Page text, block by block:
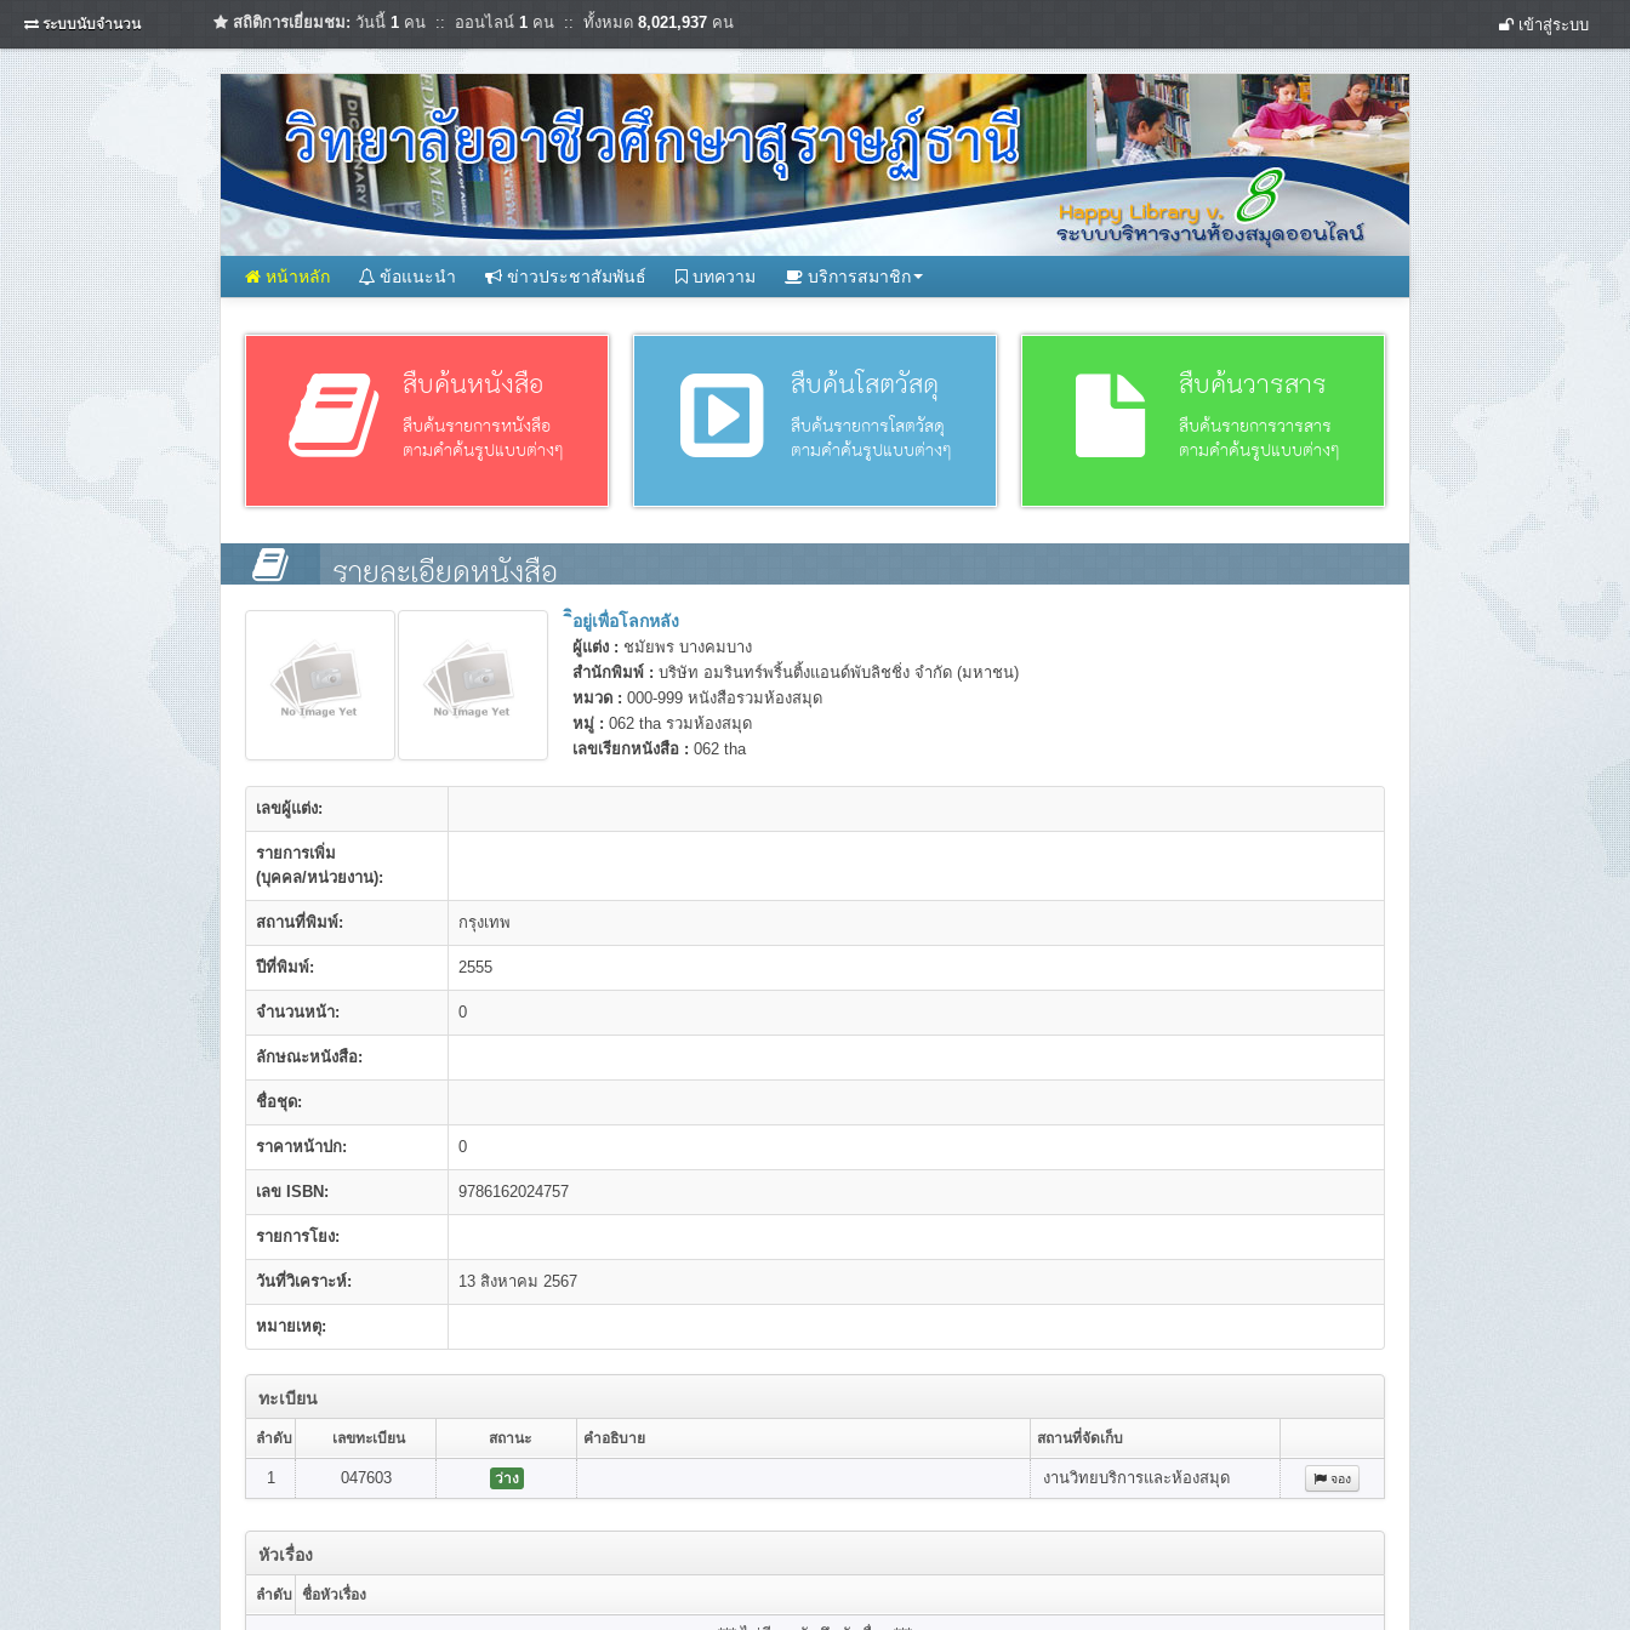
ระบบนับจำนวน สถิติการเยี่ยมชม: วันนี้ 1 คน :: ออนไลน์ 1 คน :: ทั้งหมด 8,021,937 คน เข้าสู่ระบบ
หน้าหลัก ข้อแนะนำ ข่าวประชาสัมพันธ์ บทความ บริการสมาชิก
สืบค้นหนังสือ
สืบค้นรายการหนังสือ
ตามคำค้นรูปแบบต่างๆ
สืบค้นโสตวัสดุ
สืบค้นรายการโสตวัสดุ
ตามคำค้นรูปแบบต่างๆ
สืบค้นวารสาร
สืบค้นรายการวารสาร
ตามคำค้นรูปแบบต่างๆ
รายละเอียดหนังสือ
ิิอยู่เพื่อโลกหลัง
ผู้แต่ง : ชมัยพร บางคมบาง
สำนักพิมพ์ : บริษัท อมรินทร์พริ้นติ้งแอนด์พับลิชชิ่ง จำกัด (มหาชน)
หมวด : 000-999 หนังสือรวมห้องสมุด
หมู่ : 062 tha รวมห้องสมุด
เลขเรียกหนังสือ : 062 tha
เลขผู้แต่ง:
รายการเพิ่ม
(บุคคล/หน่วยงาน):
สถานที่พิมพ์: กรุงเทพ
ปีที่พิมพ์: 2555
จำนวนหน้า: 0
ลักษณะหนังสือ:
ชื่อชุด:
ราคาหน้าปก: 0
เลข ISBN: 9786162024757
รายการโยง:
วันที่วิเคราะห์: 13 สิงหาคม 2567
หมายเหตุ:
ทะเบียน
ลำดับ เลขทะเบียน สถานะ คำอธิบาย สถานที่จัดเก็บ
1 047603 ว่าง งานวิทยบริการและห้องสมุด จอง
หัวเรื่อง
ลำดับ ชื่อหัวเรื่อง